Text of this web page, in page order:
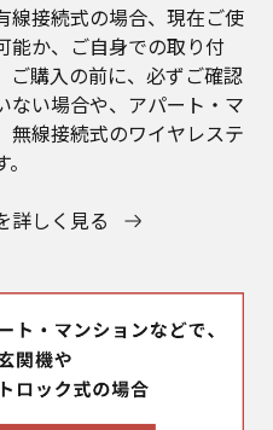
線接続式の場合、現在ご使
能か、ご自身での取り付
ご購入の前に、必ずご確認
ない場合や、アパート・マ
無線接続式のワイヤレステ
詳しく見る